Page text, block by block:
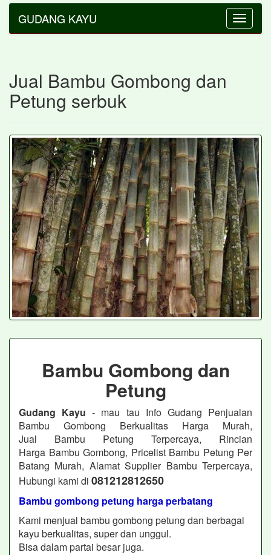
Toggle
GUDANG KAYU
Jual Bambu Gombong dan
Petung serbuk
Bambu Gombong dan
Petung
Gudang Kayu - mau tau Info Gudang Penjualan
Bambu Gombong Berkualitas Harga Murah,
Jual Bambu Petung Terpercaya, Rincian
Harga Bambu Gombong, Pricelist Bambu Petung Per
Batang Murah, Alamat Supplier Bambu Terpercaya,
Hubungi kami di 081212812650
Bambu gombong petung harga perbatang
Kami menjual bambu gombong petung dan berbagai
kayu berkualitas, super dan unggul.
Bisa dalam partai besar juga.